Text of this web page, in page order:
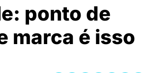
ponto de
marca é isso